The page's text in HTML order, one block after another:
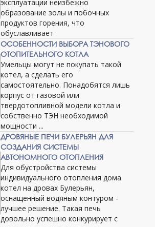
эксплуатации неизбежно
образование золы и побочных
продуктов горения, что
обуславливает
ОСОБЕННОСТИ ВЫБОРА ТЭНОВОГО
ОТОПИТЕЛЬНОГО КОТЛА
Умельцы могут не покупать такой
котел, а сделать его
самостоятельно. Понадобятся лишь
корпус от газовой или
твердотопливной модели котла и
собственно ТЭН необходимой
мощности ...
ДРОВЯНЫЕ ПЕЧИ БУЛЕРЬЯН ДЛЯ
СОЗДАНИЯ СИСТЕМЫ
АВТОНОМНОГО ОТОПЛЕНИЯ
Для обустройства системы
индивидуального отопления дома
котел на дровах Булерьян,
оснащенный водяным контуром -
лучшее решение. Такая печь
довольно успешно конкурирует с